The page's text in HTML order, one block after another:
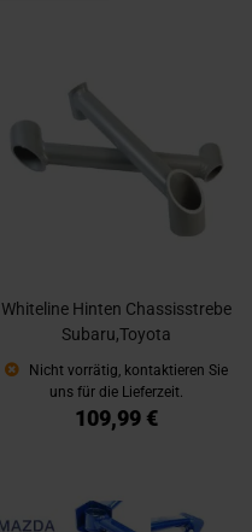
Whiteline Hinten Chassisstrebe
Subaru,Toyota
Nicht vorrätig, kontaktieren Sie
uns für die Lieferzeit.
109,99 €